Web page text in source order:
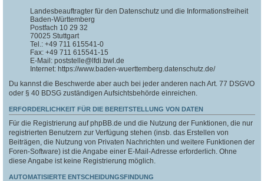
Landesbeauftragter für den Datenschutz und die Informationsfreiheit
Baden-Württemberg
Postfach 10 29 32
70025 Stuttgart
Tel.: +49 711 615541-0
Fax: +49 711 615541-15
E-Mail: poststelle@lfdi.bwl.de
Internet: https://www.baden-wuerttemberg.datenschutz.de/
Du kannst die Beschwerde aber auch bei jeder anderen nach Art. 77 DSGVO
oder § 40 BDSG zuständigen Aufsichtsbehörde einreichen.
ERFORDERLICHKEIT FÜR DIE BEREITSTELLUNG VON DATEN
Für die Registrierung auf phpBB.de und die Nutzung der Funktionen, die nur
registrierten Benutzern zur Verfügung stehen (insb. das Erstellen von
Beiträgen, die Nutzung von Privaten Nachrichten und weitere Funktionen der
Foren-Software) ist die Angabe einer E-Mail-Adresse erforderlich. Ohne
diese Angabe ist keine Registrierung möglich.
AUTOMATISIERTE ENTSCHEIDUNGSFINDUNG